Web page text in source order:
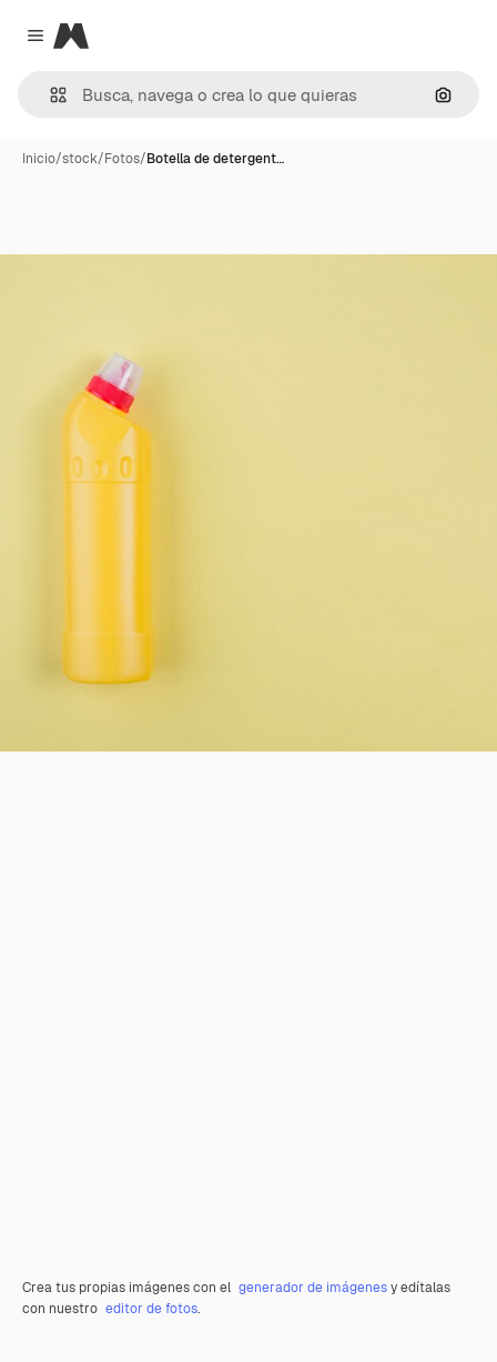
Close menu
Magnific
Inicio/stock/Fotos/Botella de detergent…
Crea tus propias imágenes con el generador de imágenesy edítalas
con nuestro editor de fotos.